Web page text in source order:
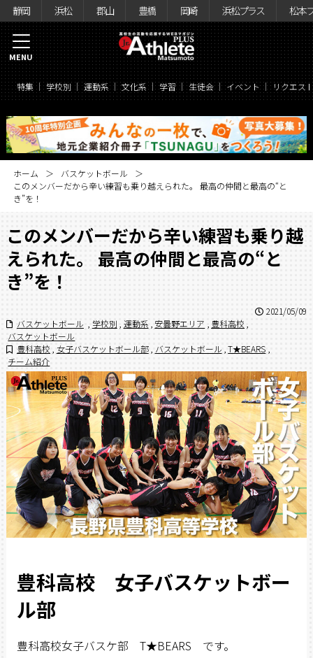
静岡 浜松 郡山 豊橋 岡崎 浜松プラス 松本
特集 学校別 運動系 文化系 学習 生徒会 イベント リクエス
MENU
ホーム
バスケットボール
このメンバーだから辛い練習も乗り越えられた。 最高の仲間と最高の“と
き”を！
このメンバーだから辛い練習も乗り越
えられた。 最高の仲間と最高の“と
き”を！
2021/05/09
バスケットボール
学校別 運動系 安曇野エリア 豊科高校
バスケットボール
豊科高校
女子バスケットボール部 バスケットボール T★BEARS
チーム紹介
豊科高校 女子バスケットボー
ル部
豊科高校女子バスケ部 T★BEARS です。